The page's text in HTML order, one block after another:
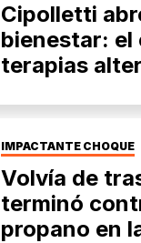
Cipolletti
bienestar: el
terapias
IMPACTANTE CHOQUE
Volvía de
terminó
propano en